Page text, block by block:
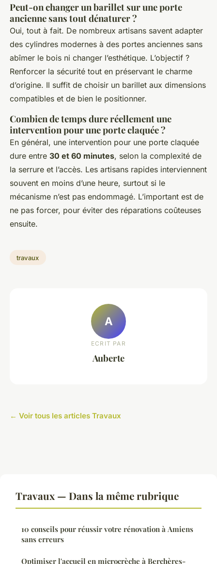
Peut-on changer un barillet sur une porte
ancienne sans tout dénaturer ?
Oui, tout à fait. De nombreux artisans savent adapter
des cylindres modernes à des portes anciennes sans
abîmer le bois ni changer l’esthétique. L’objectif ?
Renforcer la sécurité tout en préservant le charme
d’origine. Il suffit de choisir un barillet aux dimensions
compatibles et de bien le positionner.
Combien de temps dure réellement une
intervention pour une porte claquée ?
En général, une intervention pour une porte claquée
dure entre 30 et 60 minutes, selon la complexité de
la serrure et l’accès. Les artisans rapides interviennent
souvent en moins d’une heure, surtout si le
mécanisme n’est pas endommagé. L’important est de
ne pas forcer, pour éviter des réparations coûteuses
ensuite.
travaux
A
ECRIT PAR
Auberte
← Voir tous les articles Travaux
Travaux — Dans la même rubrique
10 conseils pour réussir votre rénovation à Amiens
sans erreurs
Optimiser l'accueil en microcrèche à Berchères-